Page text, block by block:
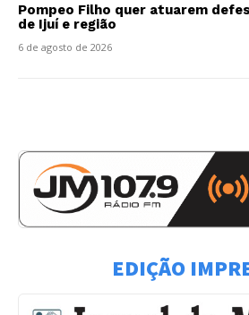
Pompeo Filho quer atuarem
de Ijuí e região
6 de agosto de 2026
EDIÇÃO